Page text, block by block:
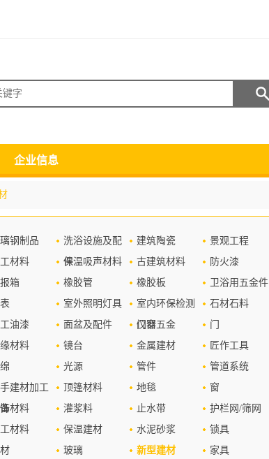
企业信息
钢制品
洗浴设施及配
件
建筑陶瓷 景观工程
材料 保温吸声材料 古建筑材料 防火漆
箱 橡胶管 橡胶板 卫浴用五金件
室外照明灯具
室内环保检测
仪器
石材石料
油漆 面盆及配件 门窗五金 门
材料 镜台 金属建材 匠作工具
光源 管件 管道系统
建材加工
顶篷材料 地毯 窗
材料 灌浆料 止水带 护栏网/筛网
材料 保温建材 水泥砂浆 锁具
玻璃 新型建材 家具